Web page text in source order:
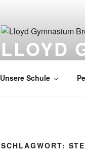
LLOYD
Unsere Schule
SCHLAGWORT: